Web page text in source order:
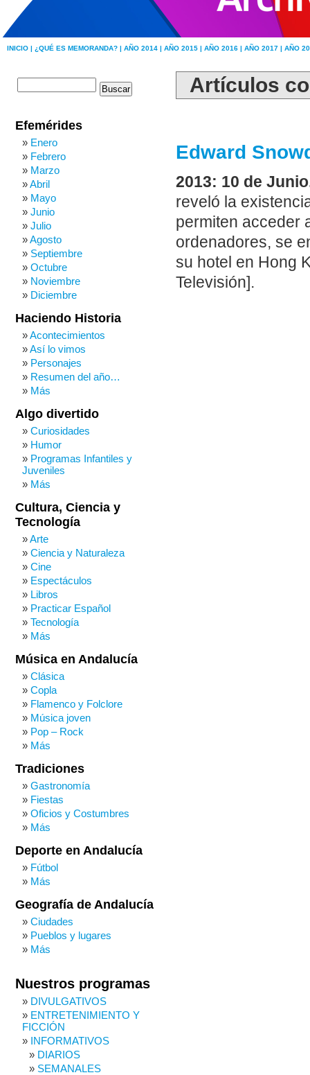
INICIO | ¿QUÉ ES MEMORANDA? | AÑO 2014 | AÑO 2015 | AÑO 2016 | AÑO 2017 | AÑO
Artículos
Edward
2013: 10 de
reveló la
permiten acceder
ordenadores, se
su hotel en Hong
Televisión].
Efemérides
Enero
Febrero
Marzo
Abril
Mayo
Junio
Julio
Agosto
Septiembre
Octubre
Noviembre
Diciembre
Haciendo Historia
Acontecimientos
Así lo vimos
Personajes
Resumen del año…
Más
Algo divertido
Curiosidades
Humor
Programas Infantiles y
Juveniles
Más
Cultura, Ciencia y
Tecnología
Arte
Ciencia y Naturaleza
Cine
Espectáculos
Libros
Practicar Español
Tecnología
Más
Música en Andalucía
Clásica
Copla
Flamenco y Folclore
Música joven
Pop – Rock
Más
Tradiciones
Gastronomía
Fiestas
Oficios y Costumbres
Más
Deporte en Andalucía
Fútbol
Más
Geografía de Andalucía
Ciudades
Pueblos y lugares
Más
Nuestros programas
DIVULGATIVOS
ENTRETENIMIENTO Y
FICCIÓN
INFORMATIVOS
DIARIOS
SEMANALES